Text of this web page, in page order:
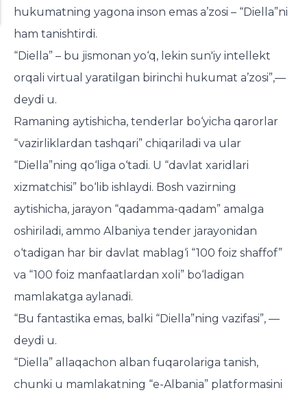
hukumatning yagona inson emas a’zosi – “Diella”ni
ham tanishtirdi.
“Diella” – bu jismonan yo‘q, lekin sun'iy intellekt
orqali virtual yaratilgan birinchi hukumat a’zosi”,—
deydi u.
Ramaning aytishicha, tenderlar bo‘yicha qarorlar
“vazirliklardan tashqari” chiqariladi va ular
“Diella”ning qo‘liga o‘tadi. U “davlat xaridlari
xizmatchisi” bo‘lib ishlaydi. Bosh vazirning
aytishicha, jarayon “qadamma-qadam” amalga
oshiriladi, ammo Albaniya tender jarayonidan
o‘tadigan har bir davlat mablag‘i “100 foiz shaffof”
va “100 foiz manfaatlardan xoli” bo‘ladigan
mamlakatga aylanadi.
“Bu fantastika emas, balki “Diella”ning vazifasi”, —
deydi u.
“Diella” allaqachon alban fuqarolariga tanish,
chunki u mamlakatning “e-Albania” platformasini